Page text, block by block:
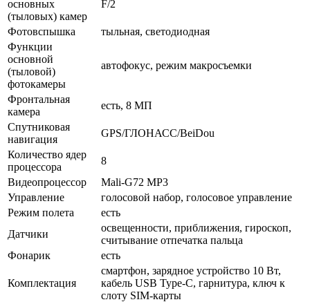
основных
(тыловых) камер
F/2
Фотовспышка
тыльная, светодиодная
Функции
основной
(тыловой)
фотокамеры
автофокус, режим макросъемки
Фронтальная
камера
есть, 8 МП
Спутниковая
навигация
GPS/ГЛОНАСС/BeiDou
Количество ядер
процессора
8
Видеопроцессор
Mali-G72 MP3
Управление
голосовой набор, голосовое управление
Режим полета
есть
Датчики
освещенности, приближения, гироскоп,
считывание отпечатка пальца
Фонарик
есть
Комплектация
смартфон, зарядное устройство 10 Вт,
кабель USB Type-C, гарнитура, ключ к
слоту SIM‑карты